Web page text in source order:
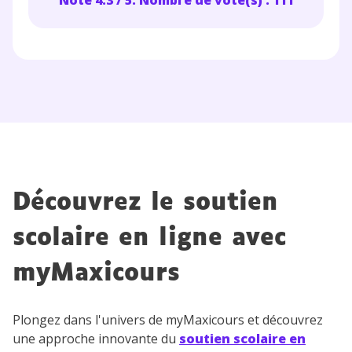
Découvrez le soutien
scolaire en ligne avec
myMaxicours
Plongez dans l'univers de myMaxicours et découvrez
une approche innovante du soutien scolaire en